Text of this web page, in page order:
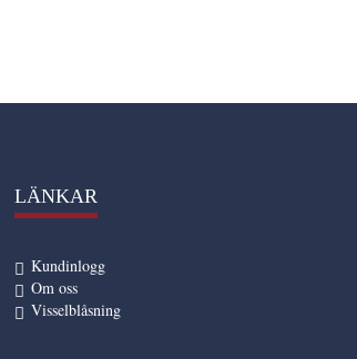
LÄNKAR
Kundinlogg
Om oss
Visselblåsning